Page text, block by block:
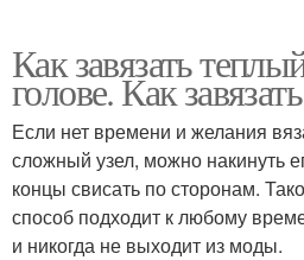
Как завязать
голове. Как
Если нет времени и желания
сложный узел, можно накинуть
концы свисать по сторонам.
способ подходит к любому
и никогда не выходит из моды.